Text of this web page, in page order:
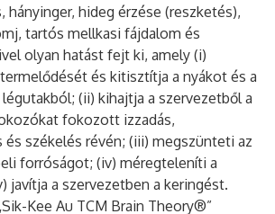
hányinger, hideg érzése (reszketés),
tartós mellkasi fájdalom és
olyan hatást fejt ki, amely (i)
és kitisztítja a nyákot és a
(ii) kihajtja a szervezetből a
fokozott izzadás,
székelés révén; (iii) megszünteti az
forróságot; (iv) méregteleníti a
javítja a szervezetben a keringést.
Kee Au TCM Brain Theory®”